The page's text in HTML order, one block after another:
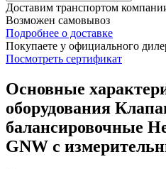
Доставим транспортом
Возможен самовывоз
Подробнее о доставке
Покупаете у официального
Посмотреть сертификат
Основные
оборудования
балансировочные
GNW c